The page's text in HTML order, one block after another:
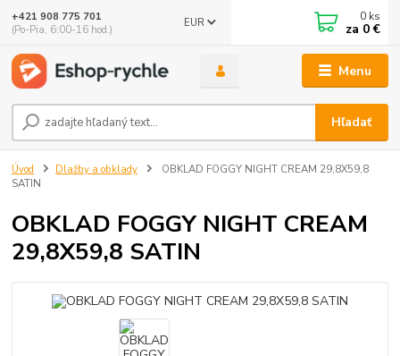
Menu
EUR
Hľadať
+421 908 775 701
(Po-Pia, 6:00-16 hod.)
0 ks
za 0 €
Úvod Dlažby a obklady
OBKLAD FOGGY NIGHT CREAM 29,8X59,8
SATIN
OBKLAD FOGGY NIGHT CREAM
29,8X59,8 SATIN